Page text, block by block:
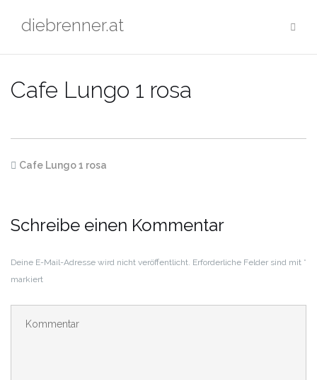
Inhaltdiebrenner.at
Cafe Lungo 1 rosa
Cafe Lungo 1 rosa
Schreibe einen Kommentar
Deine E-Mail-Adresse wird nicht veröffentlicht. Erforderliche Felder sind mit *
markiert